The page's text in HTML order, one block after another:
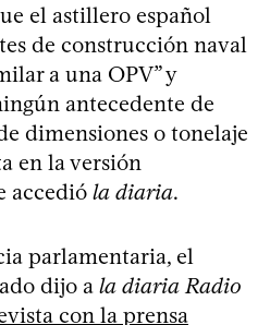
el astillero español
de construcción naval
a una OPV” y
antecedente de
dimensiones o tonelaje
en la versión
accedió la diaria.
parlamentaria, el
dijo a la diaria Radio
con la prensa